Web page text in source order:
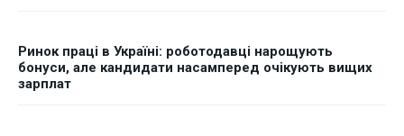
Ринок праці в Україні: роботодавці нарощують
бонуси, але кандидати насамперед очікують вищих
зарплат